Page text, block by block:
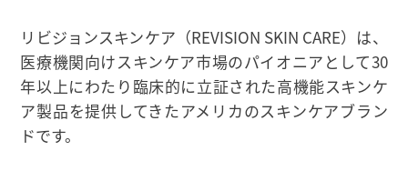
リビジョンスキンケア（REVISION SKIN CARE）は、
医療機関向けスキンケア市場のパイオニアとして30
年以上にわたり臨床的に立証された高機能スキンケ
ア製品を提供してきたアメリカのスキンケアブラン
ドです。